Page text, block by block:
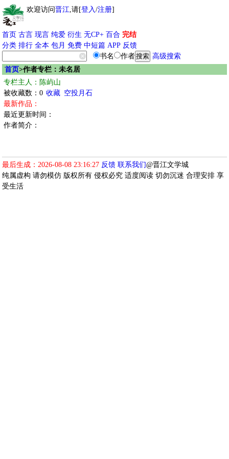
欢迎访问晋江,请[登入/注册]
首页 古言 现言 纯爱 衍生 无CP+ 百合 完结
分类 排行 全本 包月 免费 中短篇 APP 反馈
书名
作者
高级搜索
首页>作者专栏：未名居
专栏主人：陈屿山
被收藏数：0 收藏 空投月石
最新作品：
最近更新时间：
作者简介：
最后生成：2026-08-08 23:16:27 反馈 联系我们@晋江文学城
纯属虚构 请勿模仿 版权所有 侵权必究 适度阅读 切勿沉迷 合理安排 享
受生活